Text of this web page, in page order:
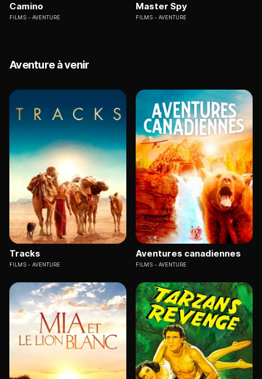
Camino
FILMS AVENTURE
Master Spy
FILMS AVENTURE
Aventure à venir
Tracks
FILMS AVENTURE
Aventures canadiennes
FILMS AVENTURE